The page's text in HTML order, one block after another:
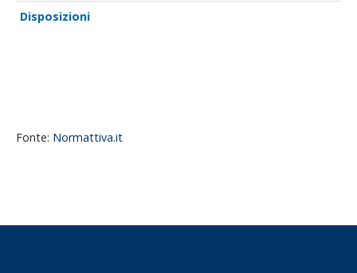
Disposizioni
Fonte: Normattiva.it